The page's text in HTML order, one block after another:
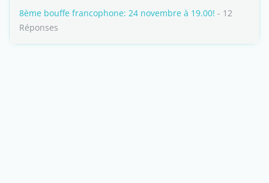
8ème bouffe francophone: 24 novembre à 19.00! - 12
Réponses